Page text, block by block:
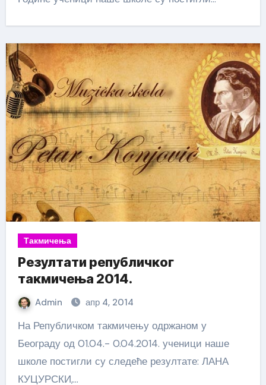
Такмичења
Резултати републичког
такмичења 2014.
Admin апр 4, 2014
На Републичком такмичењу одржаном у
Београду од 01.04.- 0.04.2014. ученици наше
школе постигли су следеће резултате: ЛАНА
КУЦУРСКИ,…